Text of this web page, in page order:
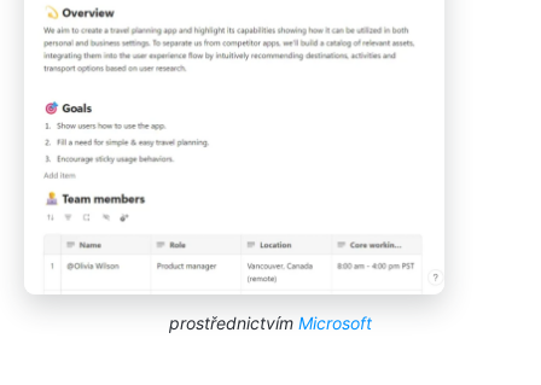
prostřednictvím Microsoft